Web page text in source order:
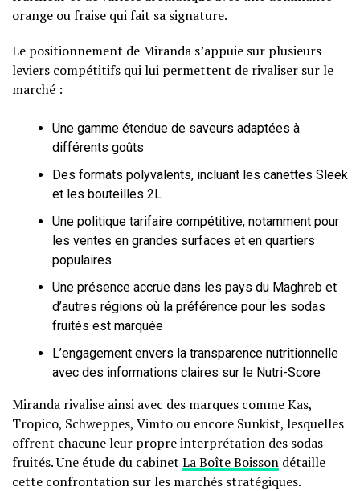
orange ou fraise qui fait sa signature.
Le positionnement de Miranda s’appuie sur plusieurs
leviers compétitifs qui lui permettent de rivaliser sur le
marché :
Une gamme étendue de saveurs adaptées à
différents goûts
Des formats polyvalents, incluant les canettes Sleek
et les bouteilles 2L
Une politique tarifaire compétitive, notamment pour
les ventes en grandes surfaces et en quartiers
populaires
Une présence accrue dans les pays du Maghreb et
d’autres régions où la préférence pour les sodas
fruités est marquée
L’engagement envers la transparence nutritionnelle
avec des informations claires sur le Nutri-Score
Miranda rivalise ainsi avec des marques comme Kas,
Tropico, Schweppes, Vimto ou encore Sunkist, lesquelles
offrent chacune leur propre interprétation des sodas
fruités. Une étude du cabinet La Boîte Boisson détaille
cette confrontation sur les marchés stratégiques.